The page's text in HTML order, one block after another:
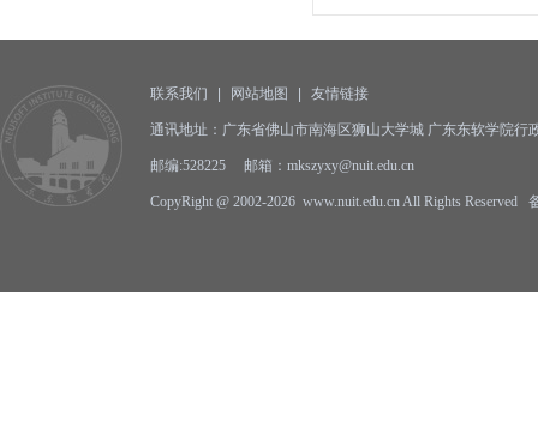
联系我们 网站地图 友情链接
通讯地址：广东省佛山市南海区狮山大学城 广东东软学院行
邮编:528225 邮箱：mkszyxy@nuit.edu.cn
CopyRight @ 2002-2026 www.nuit.edu.cn All Rights Reserved